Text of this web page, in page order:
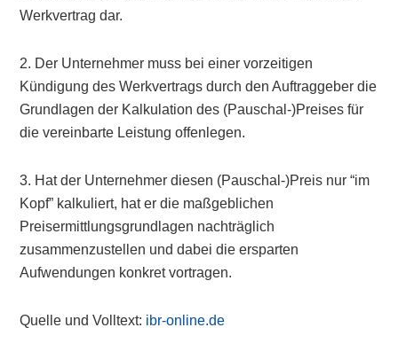
Werkvertrag dar.
2. Der Unternehmer muss bei einer vorzeitigen
Kündigung des Werkvertrags durch den Auftraggeber die
Grundlagen der Kalkulation des (Pauschal-)Preises für
die vereinbarte Leistung offenlegen.
3. Hat der Unternehmer diesen (Pauschal-)Preis nur “im
Kopf” kalkuliert, hat er die maßgeblichen
Preisermittlungsgrundlagen nachträglich
zusammenzustellen und dabei die ersparten
Aufwendungen konkret vortragen.
Quelle und Volltext: ibr-online.de